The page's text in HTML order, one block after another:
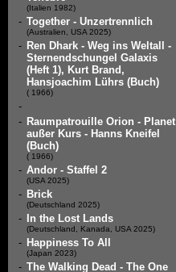
(Italien 1982)
- Together - Unzertrennlich
(Australien, USA 2025)
- Ren Dhark - Weg ins Weltall -
Sternendschungel Galaxis
(Heft 1), Kurt Brand,
Hansjoachim Lührs (Buch)
( 1966)
-
- Raumpatrouille Orion - Planet
außer Kurs - Hanns Kneifel
(Buch)
( 1966)
- Andor - Staffel 2
(USA 2025)
- Brick
(Deutschland 2025)
- In the Lost Lands
(Deutschland, Kanada, USA 2025)
- Happiness To All
(Japan 2023)
- The Walking Dead - The One